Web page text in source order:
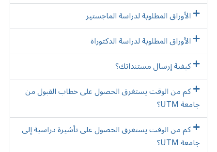
الأوراق المطلوبة لدراسة الماجستير
الأوراق المطلوبة لدراسة الدکتوراة
كيفية إرسال مستنداتك؟
كم من الوقت يستغرق الحصول على خطاب القبول من
جامعة UTM؟
كم من الوقت يستغرق الحصول على تأشيرة دراسية إلى
جامعة UTM؟